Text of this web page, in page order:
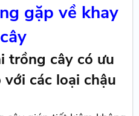
gặp về khay
trồng cây có ưu
các loại chậu